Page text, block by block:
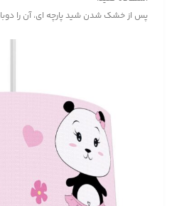
پس از خشک شدن شید پارچه ای، آن را